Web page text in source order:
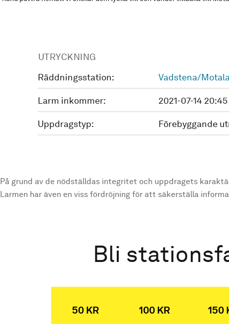
UTRYCKNING
Räddningsstation:
Vadstena/Motala
Larm inkommer: 2021-07-14 20:45
Uppdragstyp: Förebyggande
På grund av de nödställdas integritet och uppdragets
Larmen har även en viss fördröjning för att säkerställa
Bli
50 KR 100 KR 150